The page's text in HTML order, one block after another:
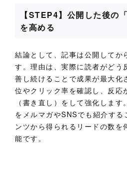
【STEP4】公開した後の
を高める
結論として、記事は公開してか
す。理由は、実際に読者がどう
善し続けることで成果が最大化
位やクリック率を確認し、反応
（書き直し）をして強化しま
をメルマガやSNSでも紹介する
ンツから得られるリードの数を
能です。